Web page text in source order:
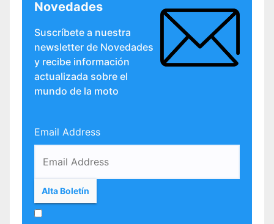
Novedades
Suscríbete a nuestra
newsletter de Novedades
y recibe información
actualizada sobre el
mundo de la moto
Email Address